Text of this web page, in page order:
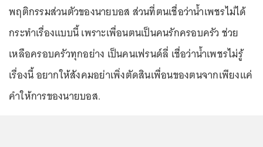
พฤติกรรมส่วนตัวของนายบอส ส่วนที่ตนเชื่อว่าน้ำเพชรไม่ได้
กระทำเรื่องแบบนี้ เพราะเพื่อนตนเป็นคนรักครอบครัว ช่วย
เหลือครอบครัวทุกอย่าง เป็นคนเฟรนด์ลี่ เชื่อว่าน้ำเพชรไม่รู้
เรื่องนี้ อยากให้สังคมอย่าเพิ่งตัดสินเพื่อนของตนจากเพียงแค่
คำให้การของนายบอส.